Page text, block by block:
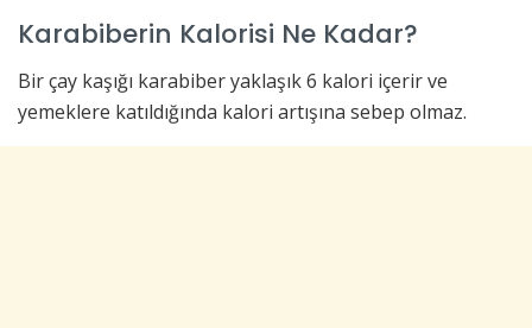
Karabiberin Kalorisi Ne Kadar?
Bir çay kaşığı karabiber yaklaşık 6 kalori içerir ve
yemeklere katıldığında kalori artışına sebep olmaz.